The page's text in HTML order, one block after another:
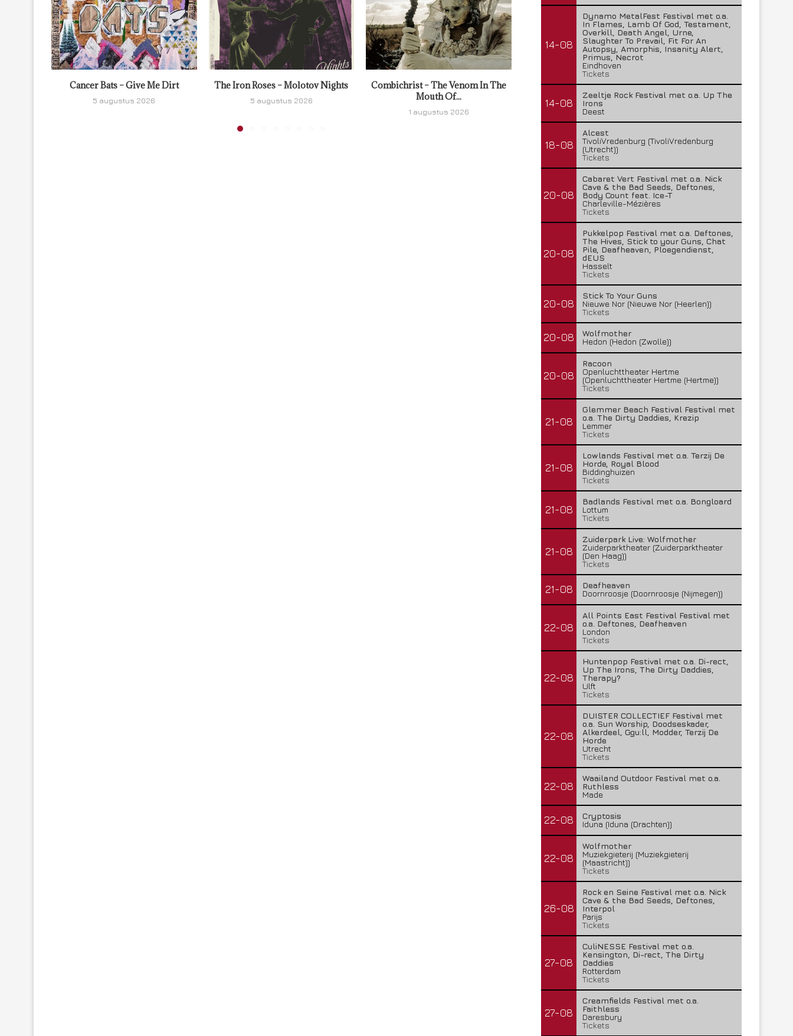
Cancer Bats – Give Me Dirt
5 augustus 2026
The Iron Roses – Molotov Nights
5 augustus 2026
Combichrist – The Venom In The
Mouth Of...
1 augustus 2026
Lunatic Soul – Transition II
29 juli 2026
Boneripper – Radiant In
14-08
Dynamo MetalFest Festival met o.a.
In Flames, Lamb Of God, Testament,
Overkill, Death Angel, Urne,
Slaughter To Prevail, Fit For An
Autopsy, Amorphis, Insanity Alert,
Primus, Necrot
Eindhoven
Tickets
14-08
Zeeltje Rock Festival met o.a. Up The
Irons
Deest
18-08
Alcest
TivoliVredenburg (TivoliVredenburg
(Utrecht))
Tickets
20-08
Cabaret Vert Festival met o.a. Nick
Cave & the Bad Seeds, Deftones,
Body Count feat. Ice-T
Charleville-Mézières
Tickets
20-08
Pukkelpop Festival met o.a. Deftones,
The Hives, Stick to your Guns, Chat
Pile, Deafheaven, Ploegendienst,
dEUS
Hasselt
Tickets
20-08
Stick To Your Guns
Nieuwe Nor (Nieuwe Nor (Heerlen))
Tickets
20-08
Wolfmother
Hedon (Hedon (Zwolle))
20-08
Racoon
Openluchttheater Hertme
(Openluchttheater Hertme (Hertme))
Tickets
21-08
Glemmer Beach Festival Festival met
o.a. The Dirty Daddies, Krezip
Lemmer
Tickets
21-08
Lowlands Festival met o.a. Terzij De
Horde, Royal Blood
Biddinghuizen
Tickets
21-08
Badlands Festival met o.a. Bongloard
Lottum
Tickets
21-08
Zuiderpark Live: Wolfmother
Zuiderparktheater (Zuiderparktheater
(Den Haag))
Tickets
21-08
Deafheaven
Doornroosje (Doornroosje (Nijmegen))
22-08
All Points East Festival Festival met
o.a. Deftones, Deafheaven
London
Tickets
22-08
Huntenpop Festival met o.a. Di-rect,
Up The Irons, The Dirty Daddies,
Therapy?
Ulft
Tickets
22-08
DUISTER COLLECTIEF Festival met
o.a. Sun Worship, Doodseskader,
Alkerdeel, Ggu:ll, Modder, Terzij De
Horde
Utrecht
Tickets
22-08
Waailand Outdoor Festival met o.a.
Ruthless
Made
22-08
Cryptosis
Iduna (Iduna (Drachten))
22-08
Wolfmother
Muziekgieterij (Muziekgieterij
(Maastricht))
Tickets
26-08
Rock en Seine Festival met o.a. Nick
Cave & the Bad Seeds, Deftones,
Interpol
Parijs
Tickets
27-08
CuliNESSE Festival met o.a.
Kensington, Di-rect, The Dirty
Daddies
Rotterdam
Tickets
27-08
Creamfields Festival met o.a.
Faithless
Daresbury
Tickets